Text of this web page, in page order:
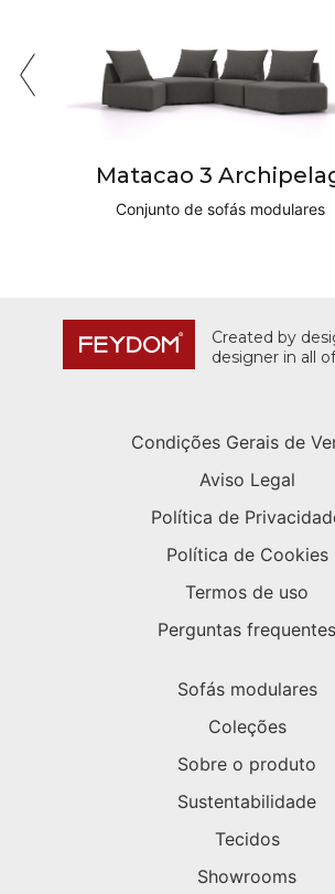
Matacao 3
Conjunto de sofás modulares
Created by
designer in all
Condições Gerais de
Aviso Legal
Política de
Política de Cookies
Termos de uso
Perguntas frequentes
Sofás modulares
Coleções
Sobre o produto
Sustentabilidade
Tecidos
Showrooms